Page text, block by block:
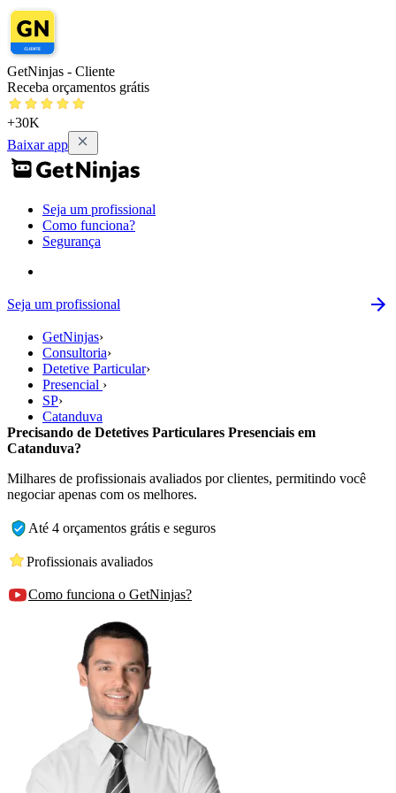
GetNinjas - Cliente
Receba orçamentos grátis
+30K
Baixar app
Seja um profissional
Como funciona?
Segurança
Seja um profissional
GetNinjas›
Consultoria›
Detetive Particular›
Presencial ›
SP›
Catanduva
Precisando de Detetives Particulares Presenciais em
Catanduva?
Milhares de profissionais avaliados por clientes, permitindo você
negociar apenas com os melhores.
Até 4 orçamentos grátis e seguros
Profissionais avaliados
Como funciona o GetNinjas?